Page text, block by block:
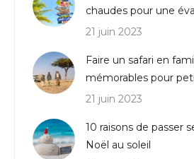
chaudes pour une
21 juin 2023
Faire un safari en
mémorables pour
21 juin 2023
10 raisons de passer
Noël au soleil